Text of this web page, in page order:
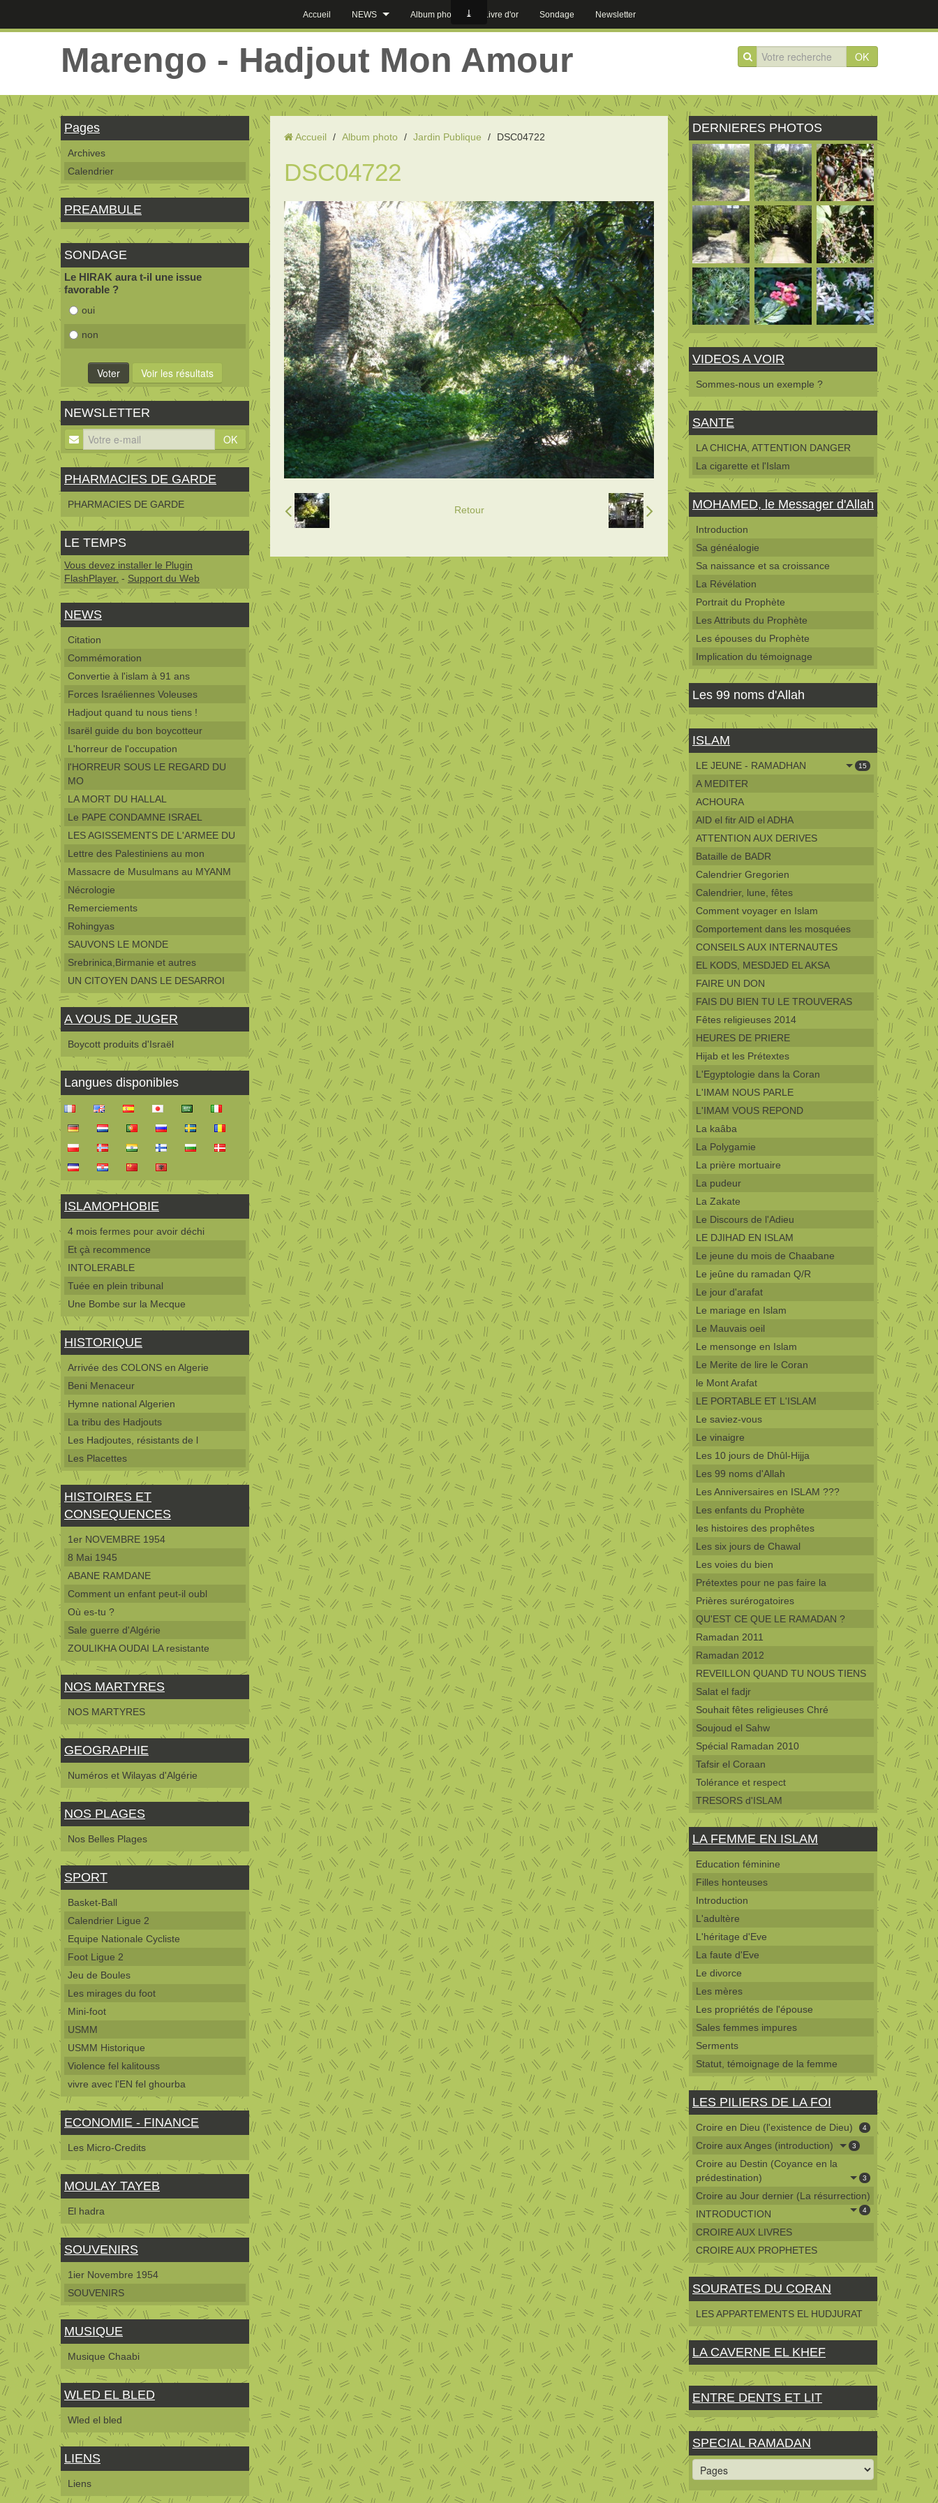
Accueil NEWS Album photos Livre d'or Sondage Newsletter
OK
Marengo - Hadjout Mon Amour
Pages
Archives
Calendrier
PREAMBULE
SONDAGE
Le HIRAK aura t-il une issue
favorable ?
oui
non
NEWSLETTER
OK
PHARMACIES DE GARDE
PHARMACIES DE GARDE
LE TEMPS
Vous devez installer le Plugin
FlashPlayer. - Support du Web
NEWS
Citation
Commémoration
Convertie à l'islam à 91 ans
Forces Israéliennes Voleuses
Hadjout quand tu nous tiens !
Isarël guide du bon boycotteur
L'horreur de l'occupation
l'HORREUR SOUS LE REGARD DU
MO
LA MORT DU HALLAL
Le PAPE CONDAMNE ISRAEL
LES AGISSEMENTS DE L'ARMEE DU
Lettre des Palestiniens au mon
Massacre de Musulmans au MYANM
Nécrologie
Remerciements
Rohingyas
SAUVONS LE MONDE
Srebrinica,Birmanie et autres
UN CITOYEN DANS LE DESARROI
A VOUS DE JUGER
Boycott produits d'Israël
Langues disponibles
ISLAMOPHOBIE
4 mois fermes pour avoir déchi
Et çà recommence
INTOLERABLE
Tuée en plein tribunal
Une Bombe sur la Mecque
HISTORIQUE
Arrivée des COLONS en Algerie
Beni Menaceur
Hymne national Algerien
La tribu des Hadjouts
Les Hadjoutes, résistants de l
Les Placettes
HISTOIRES ET
CONSEQUENCES
1er NOVEMBRE 1954
8 Mai 1945
ABANE RAMDANE
Comment un enfant peut-il oubl
Où es-tu ?
Sale guerre d'Algérie
ZOULIKHA OUDAI LA resistante
NOS MARTYRES
NOS MARTYRES
GEOGRAPHIE
Numéros et Wilayas d'Algérie
NOS PLAGES
Nos Belles Plages
SPORT
Basket-Ball
Calendrier Ligue 2
Equipe Nationale Cycliste
Foot Ligue 2
Jeu de Boules
Les mirages du foot
Mini-foot
USMM
USMM Historique
Violence fel kalitouss
vivre avec l'EN fel ghourba
ECONOMIE - FINANCE
Les Micro-Credits
MOULAY TAYEB
El hadra
SOUVENIRS
1ier Novembre 1954
SOUVENIRS
MUSIQUE
Musique Chaabi
WLED EL BLED
Wled el bled
LIENS
Liens
Accueil / Album photo / Jardin Publique / DSC04722
DSC04722
Retour
DERNIERES PHOTOS
VIDEOS A VOIR
Sommes-nous un exemple ?
SANTE
LA CHICHA, ATTENTION DANGER
La cigarette et l'Islam
MOHAMED, le Messager d'Allah
Introduction
Sa généalogie
Sa naissance et sa croissance
La Révélation
Portrait du Prophète
Les Attributs du Prophète
Les épouses du Prophète
Implication du témoignage
Les 99 noms d'Allah
ISLAM
LE JEUNE - RAMADHAN 15
A MEDITER
ACHOURA
AID el fitr AID el ADHA
ATTENTION AUX DERIVES
Bataille de BADR
Calendrier Gregorien
Calendrier, lune, fêtes
Comment voyager en Islam
Comportement dans les mosquées
CONSEILS AUX INTERNAUTES
EL KODS, MESDJED EL AKSA
FAIRE UN DON
FAIS DU BIEN TU LE TROUVERAS
Fêtes religieuses 2014
HEURES DE PRIERE
Hijab et les Prétextes
L'Egyptologie dans la Coran
L'IMAM NOUS PARLE
L'IMAM VOUS REPOND
La kaâba
La Polygamie
La prière mortuaire
La pudeur
La Zakate
Le Discours de l'Adieu
LE DJIHAD EN ISLAM
Le jeune du mois de Chaabane
Le jeûne du ramadan Q/R
Le jour d'arafat
Le mariage en Islam
Le Mauvais oeil
Le mensonge en Islam
Le Merite de lire le Coran
le Mont Arafat
LE PORTABLE ET L'ISLAM
Le saviez-vous
Le vinaigre
Les 10 jours de Dhûl-Hijja
Les 99 noms d'Allah
Les Anniversaires en ISLAM ???
Les enfants du Prophète
les histoires des prophêtes
Les six jours de Chawal
Les voies du bien
Prétextes pour ne pas faire la
Prières surérogatoires
QU'EST CE QUE LE RAMADAN ?
Ramadan 2011
Ramadan 2012
REVEILLON QUAND TU NOUS TIENS
Salat el fadjr
Souhait fêtes religieuses Chré
Soujoud el Sahw
Spécial Ramadan 2010
Tafsir el Coraan
Tolérance et respect
TRESORS d'ISLAM
LA FEMME EN ISLAM
Education féminine
Filles honteuses
Introduction
L'adultère
L'héritage d'Eve
La faute d'Eve
Le divorce
Les mères
Les propriétés de l'épouse
Sales femmes impures
Serments
Statut, témoignage de la femme
LES PILIERS DE LA FOI
Croire en Dieu (l'existence de Dieu) 4
Croire aux Anges (introduction) 3
Croire au Destin (Coyance en la
prédestination)
3
Croire au Jour dernier (La résurrection)
4
INTRODUCTION
CROIRE AUX LIVRES
CROIRE AUX PROPHETES
SOURATES DU CORAN
LES APPARTEMENTS EL HUDJURAT
LA CAVERNE EL KHEF
ENTRE DENTS ET LIT
SPECIAL RAMADAN